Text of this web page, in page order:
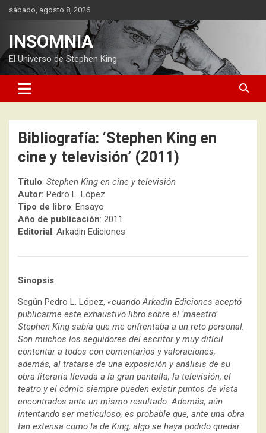
Saltarsábado, agosto 8, 2026
INSOMNIA
El Universo de Stephen King
Bibliografía: ‘Stephen King en
cine y televisión’ (2011)
Título: Stephen King en cine y televisión
Autor: Pedro L. López
Tipo de libro: Ensayo
Año de publicación: 2011
Editorial: Arkadin Ediciones
Sinopsis
Según Pedro L. López, «cuando Arkadin Ediciones aceptó
publicarme este exhaustivo libro sobre el ‘maestro’
Stephen King sabía que me enfrentaba a un reto personal.
Son muchos los seguidores del escritor y muy difícil
contentar a todos con comentarios y valoraciones,
además, al tratarse de una exposición y análisis de su
obra literaria llevada a la gran pantalla, la televisión, el
teatro y el cómic siempre pueden existir puntos de vista
encontrados ante un mismo resultado. Además, aún
intentando ser meticuloso, es probable que, ante una obra
tan extensa como la de King, algo se haya podido quedar